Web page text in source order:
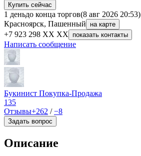
Купить сейчас
1 деньдо конца торгов(8 авг 2026 20:53)
Красноярск, Пашенный
на карте
+7 923 298 XX XX показать контакты
Написать сообщение
Букинист Покупка-Продажа
135
Отзывы+262 /−8
Задать вопрос
Описание